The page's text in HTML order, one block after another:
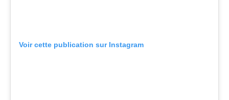
Voir cette publication sur Instagram